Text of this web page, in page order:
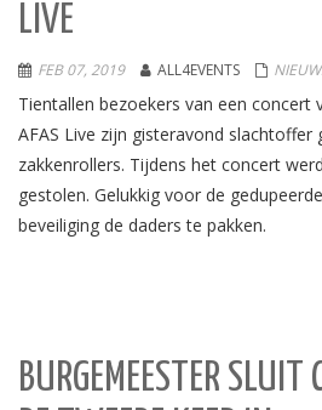
LIVE
FEB 07, 2019 ALL4EVENTS
Tientallen bezoekers van een concert
AFAS Live zijn gisteravond slachtoffer
zakkenrollers. Tijdens het concert
gestolen. Gelukkig voor de
beveiliging de daders te pakken.
BURGEMEESTER SLUIT